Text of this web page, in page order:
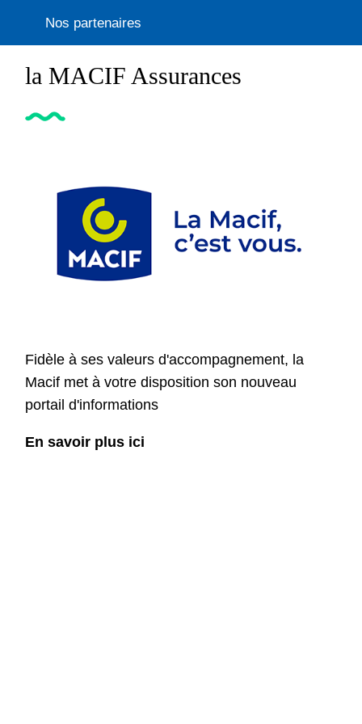
Nos partenaires
la MACIF Assurances
Fidèle à ses valeurs d'accompagnement, la
Macif met à votre disposition son nouveau
portail d'informations​
En savoir plus ici